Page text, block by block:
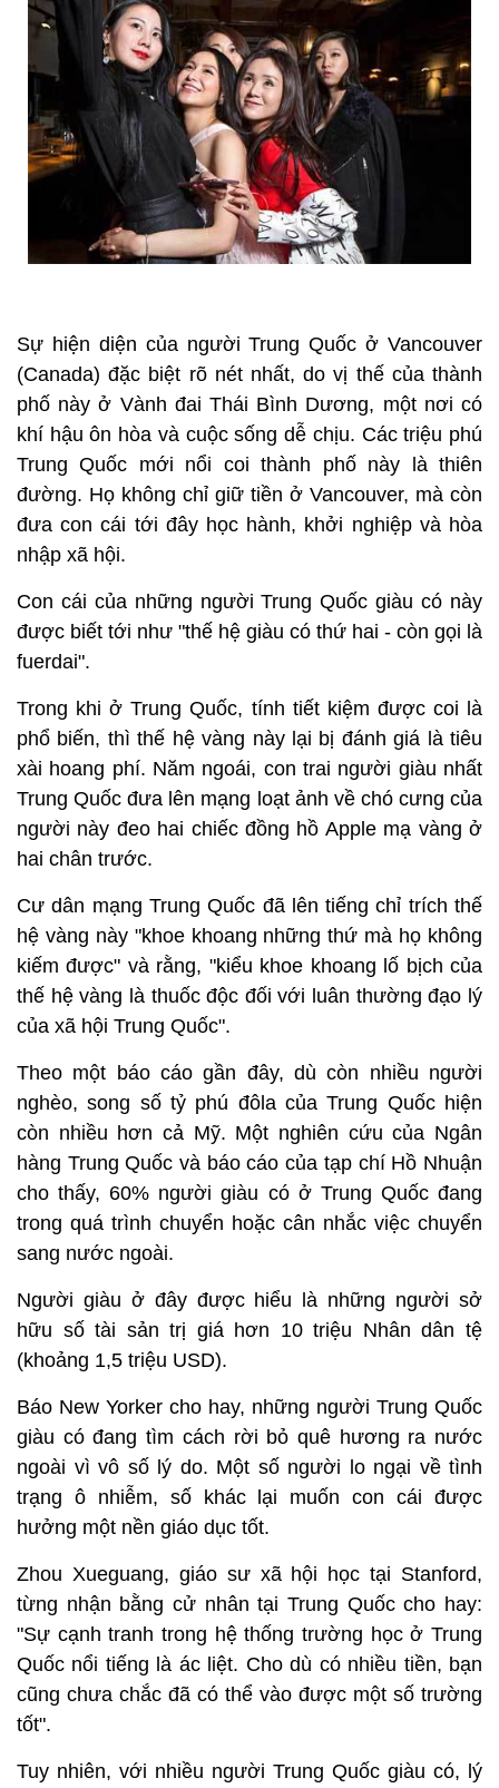
Sự hiện diện của người Trung Quốc ở Vancouver
(Canada) đặc biệt rõ nét nhất, do vị thế của thành
phố này ở Vành đai Thái Bình Dương, một nơi có
khí hậu ôn hòa và cuộc sống dễ chịu. Các triệu phú
Trung Quốc mới nổi coi thành phố này là thiên
đường. Họ không chỉ giữ tiền ở Vancouver, mà còn
đưa con cái tới đây học hành, khởi nghiệp và hòa
nhập xã hội.
Con cái của những người Trung Quốc giàu có này
được biết tới như "thế hệ giàu có thứ hai - còn gọi là
fuerdai".
Trong khi ở Trung Quốc, tính tiết kiệm được coi là
phổ biến, thì thế hệ vàng này lại bị đánh giá là tiêu
xài hoang phí. Năm ngoái, con trai người giàu nhất
Trung Quốc đưa lên mạng loạt ảnh về chó cưng của
người này đeo hai chiếc đồng hồ Apple mạ vàng ở
hai chân trước.
Cư dân mạng Trung Quốc đã lên tiếng chỉ trích thế
hệ vàng này "khoe khoang những thứ mà họ không
kiếm được" và rằng, "kiểu khoe khoang lố bịch của
thế hệ vàng là thuốc độc đối với luân thường đạo lý
của xã hội Trung Quốc".
Theo một báo cáo gần đây, dù còn nhiều người
nghèo, song số tỷ phú đôla của Trung Quốc hiện
còn nhiều hơn cả Mỹ. Một nghiên cứu của Ngân
hàng Trung Quốc và báo cáo của tạp chí Hồ Nhuận
cho thấy, 60% người giàu có ở Trung Quốc đang
trong quá trình chuyển hoặc cân nhắc việc chuyển
sang nước ngoài.
Người giàu ở đây được hiểu là những người sở
hữu số tài sản trị giá hơn 10 triệu Nhân dân tệ
(khoảng 1,5 triệu USD).
Báo New Yorker cho hay, những người Trung Quốc
giàu có đang tìm cách rời bỏ quê hương ra nước
ngoài vì vô số lý do. Một số người lo ngại về tình
trạng ô nhiễm, số khác lại muốn con cái được
hưởng một nền giáo dục tốt.
Zhou Xueguang, giáo sư xã hội học tại Stanford,
từng nhận bằng cử nhân tại Trung Quốc cho hay:
"Sự cạnh tranh trong hệ thống trường học ở Trung
Quốc nổi tiếng là ác liệt. Cho dù có nhiều tiền, bạn
cũng chưa chắc đã có thể vào được một số trường
tốt".
Tuy nhiên, với nhiều người Trung Quốc giàu có, lý